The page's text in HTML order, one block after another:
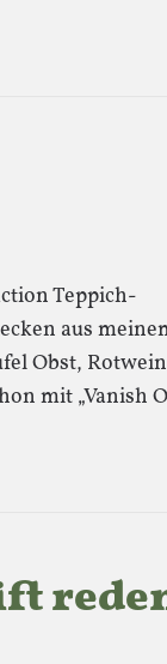
Teppich-
aus
Obst,
mit „Vanish